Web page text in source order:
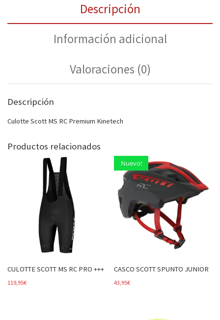
Descripción
Información adicional
Valoraciones (0)
Descripción
Culotte Scott MS RC Premium Kinetech
Productos relacionados
CULOTTE SCOTT MS RC PRO +++
119,95€
Nuevo!
CASCO SCOTT SPUNTO JUNIOR
43,95€